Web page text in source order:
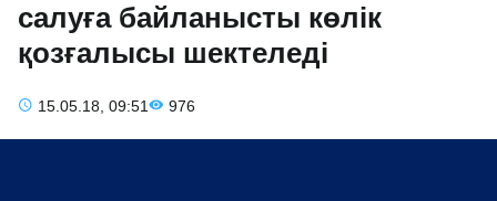
салуға байланысты көлік
қозғалысы шектеледі
15.05.18, 09:51 976